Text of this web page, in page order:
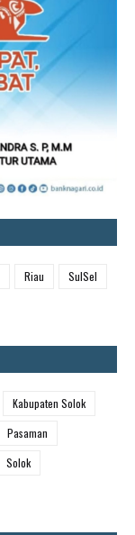
Riau
SulSel
Kabupaten Solok
Pasaman
Solok